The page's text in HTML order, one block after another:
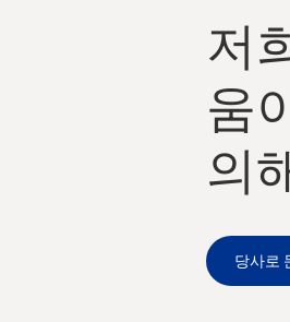
저
움
의
당사로